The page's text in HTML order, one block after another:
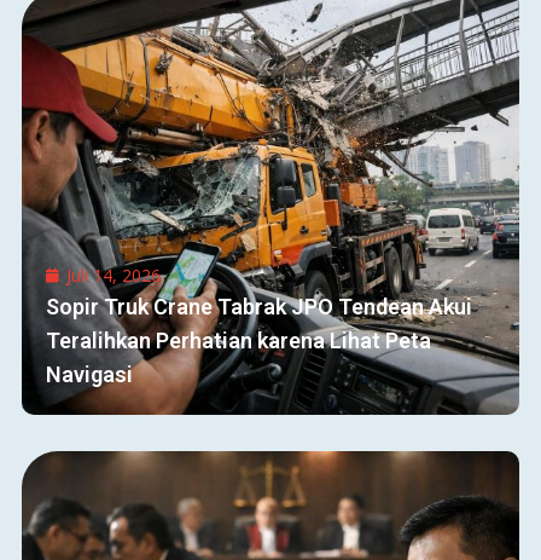
Juli 14, 2026
Sopir Truk Crane Tabrak JPO Tendean Akui
Teralihkan Perhatian karena Lihat Peta
Navigasi